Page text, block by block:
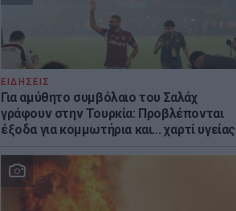
ΕΙΔΗΣΕΙΣ
Για αμύθητο συμβόλαιο του Σαλάχ
γράφουν στην Τουρκία: Προβλέπονται
έξοδα για κομμωτήρια και... χαρτί υγείας